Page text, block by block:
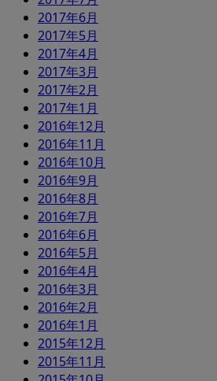
2017年6月
2017年5月
2017年4月
2017年3月
2017年2月
2017年1月
2016年12月
2016年11月
2016年10月
2016年9月
2016年8月
2016年7月
2016年6月
2016年5月
2016年4月
2016年3月
2016年2月
2016年1月
2015年12月
2015年11月